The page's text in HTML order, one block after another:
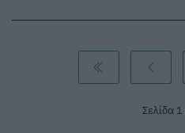
Σελίδα